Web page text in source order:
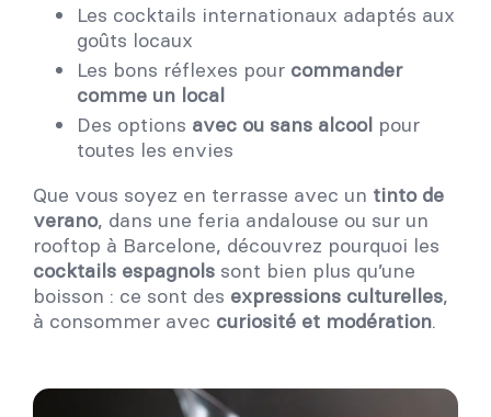
Les cocktails internationaux adaptés aux
goûts locaux
Les bons réflexes pour commander
comme un local
Des options avec ou sans alcoolpour
toutes les envies
Que vous soyez en terrasse avec un tinto de
verano, dans une feria andalouse ou sur un
rooftop à Barcelone, découvrez pourquoi les
cocktails espagnolssont bien plus qu’une
boisson : ce sont des expressions culturelles,
à consommer avec curiosité et modération.